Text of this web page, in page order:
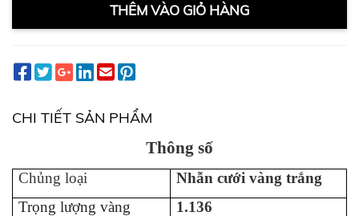
THÊM VÀO GIỎ HÀNG
CHI TIẾT SẢN PHẨM
Thông số
Chủng loại
Nhẫn cưới vàng trắng
Trọng lượng vàng
1.136